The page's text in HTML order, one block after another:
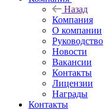
Назад
Компания
О компании
Руководство
Новости
Вакансии
Контакты
Лицензии
Награды
Контакты